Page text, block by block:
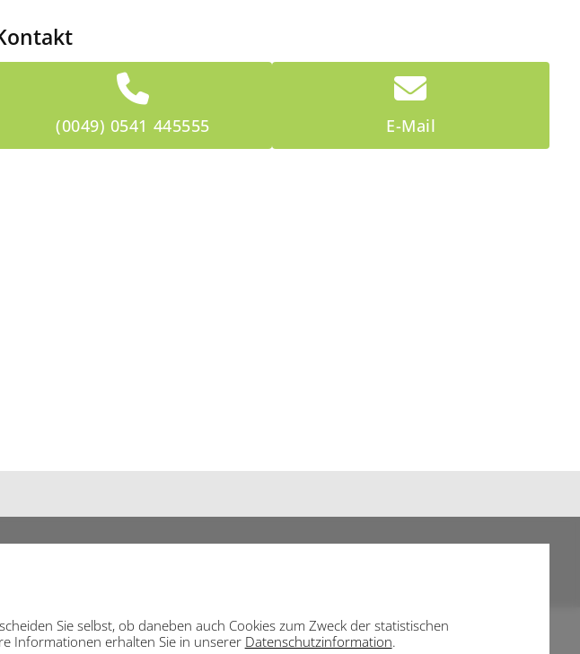
(0049) 0541 445555 E-Mail
Sie selbst, ob daneben auch Cookies zum Zweck der statistischen
Informationen erhalten Sie in unserer Datenschutzinformation.